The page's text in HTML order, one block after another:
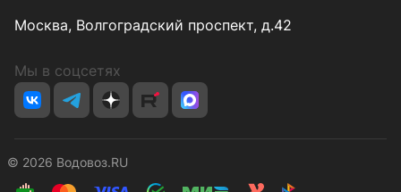
Москва, Волгоградский проспект, д.42
Мы в соцсетях
© 2026 Водовоз.RU